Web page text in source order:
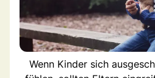
Wenn Kinder sich